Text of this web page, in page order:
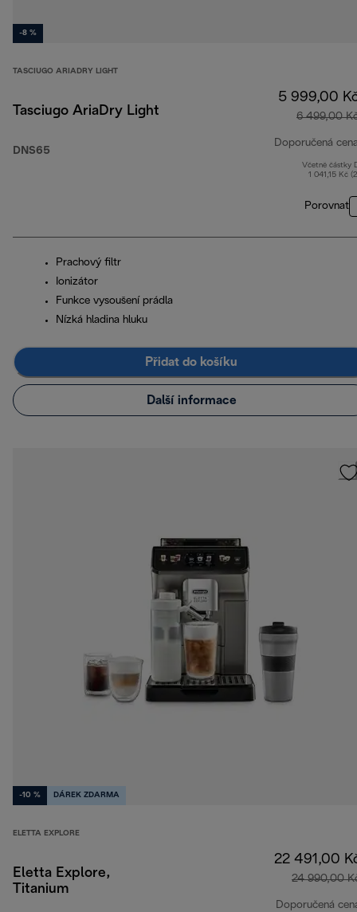
-8 %
TASCIUGO ARIADRY LIGHT
Tasciugo AriaDry Light
DNS65
5 999,00
6 499,00
Doporučená
Včetně částky
1 041,15 Kč
Porovnat
Prachový filtr
Ionizátor
Funkce vysoušení prádla
Nízká hladina hluku
Přidat do košíku
Další informace
-10 % DÁREK ZDARMA
ELETTA EXPLORE
Eletta Explore,
Titanium
22 491,00
24 990,00
Doporučená